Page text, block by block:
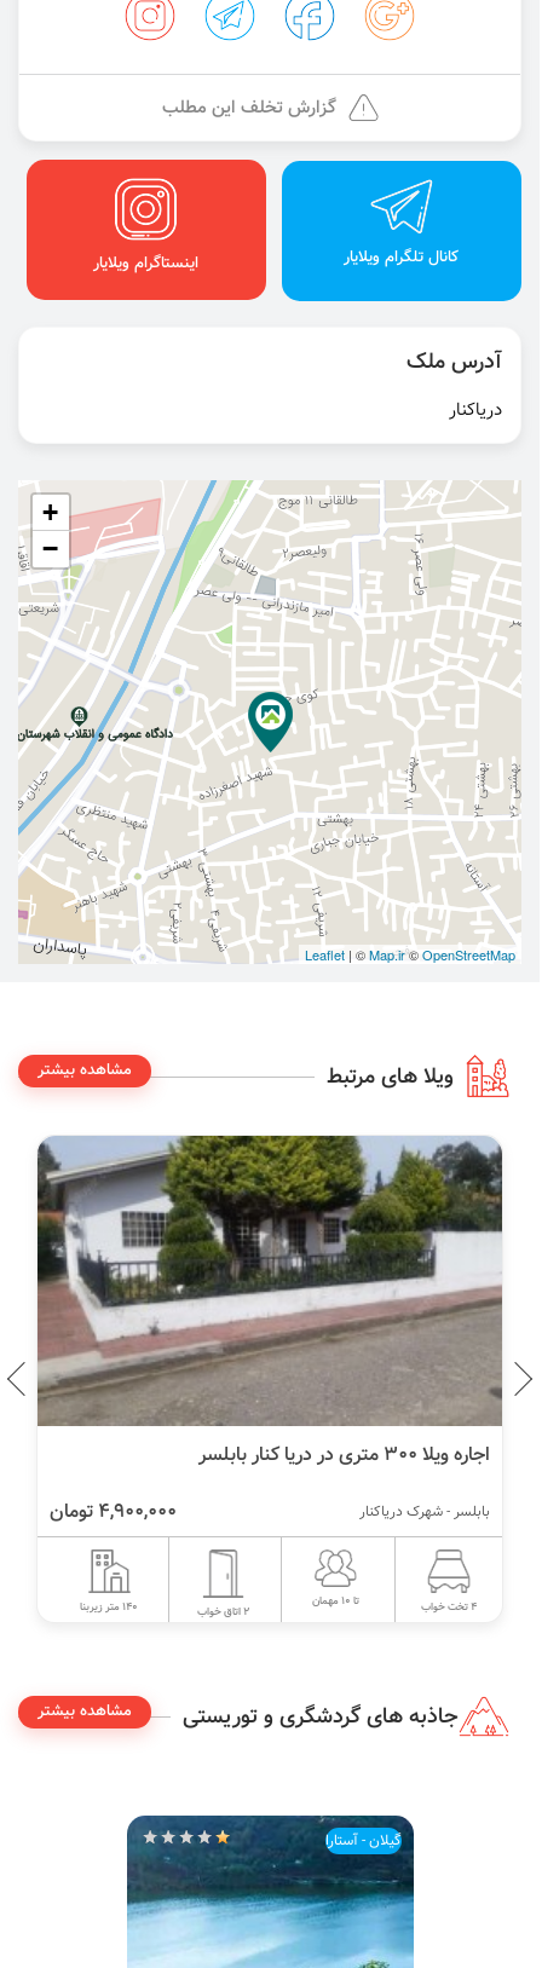
گزارش تخلف این مطلب
کانال تلگرام ویلایار اینستاگرام ویلایار
آدرس ملک
دریاکنار
+
−
Leaflet | ©Map.ir©OpenStreetMap
ویلا های مرتبط مشاهده بیشتر
اجاره ویلا 300 متری در دریا کنار بابلسر
4,900,000 تومان بابلسر - شهرک دریاکنار
4 تخت خواب تا 10 مهمان
2 اتاق خواب 140 متر زیربنا
جاذبه های گردشگری و توریستی مشاهده بیشتر
گیلان - آستارا